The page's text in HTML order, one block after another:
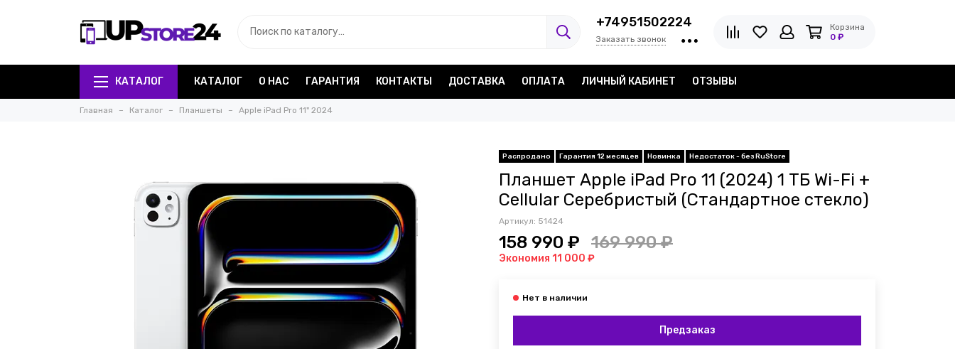
+74951502224
Заказать звонок
Корзина
0 ₽
КАТАЛОГ КАТАЛОГ О НАС ГАРАНТИЯ КОНТАКТЫ ДОСТАВКА ОПЛАТА ЛИЧНЫЙ КАБИНЕТ ОТЗЫВЫ
Главная Каталог Планшеты Apple iPad Pro 11" 2024
Распродано Гарантия 12 месяцев Новинка Недостаток - без RuStore
Планшет Apple iPad Pro 11 (2024) 1 ТБ Wi-Fi +
Cellular Серебристый (Стандартное стекло)
Артикул: 51424
158 990 ₽ 169 990 ₽
Экономия 11 000 ₽
Предзаказ